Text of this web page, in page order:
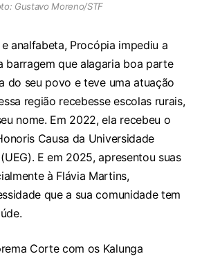
Gustavo Moreno/STF
analfabeta, Procópia impediu a
barragem que alagaria boa parte
do seu povo e teve uma atuação
região recebesse escolas rurais,
nome. Em 2022, ela recebeu o
Causa da Universidade
E em 2025, apresentou suas
à Flávia Martins,
que a sua comunidade tem
Corte com os Kalunga